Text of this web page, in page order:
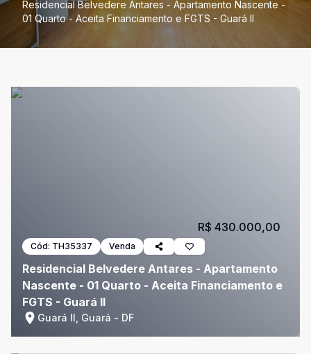
Residencial Belvedere Antares - Apartamento Nascente -
01 Quarto - Aceita Financiamento e FGTS - Guará II
Cód: TH35337 Venda
Residencial Belvedere Antares - Apartamento
Nascente - 01 Quarto - Aceita Financiamento e
FGTS - Guará II
Guará II, Guará - DF
R$ 430.000,00